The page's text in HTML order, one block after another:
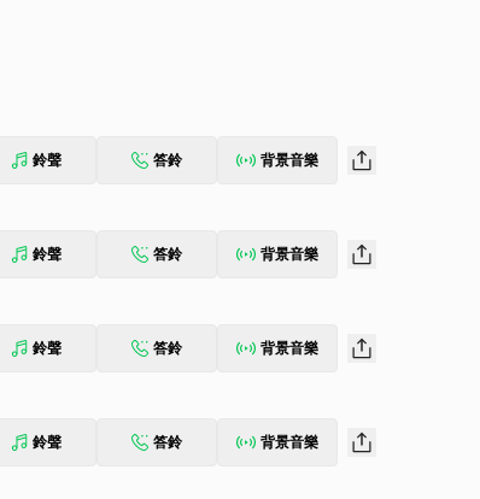
鈴聲 答鈴 背景音樂
鈴聲 答鈴 背景音樂
鈴聲 答鈴 背景音樂
鈴聲 答鈴 背景音樂